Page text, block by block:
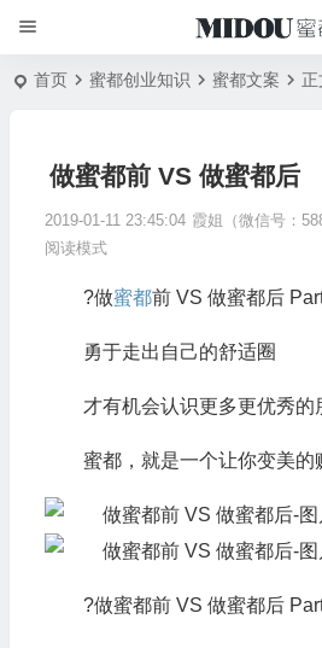
首页 蜜都创业知识 蜜都文案 正
做蜜都前 VS 做蜜都后
2019-01-11 23:45:04 霞姐（微信号：
阅读模式
?做蜜都前 VS 做蜜都后
勇于走出自己的舒适圈
才有机会认识更多更优秀的
蜜都，就是一个让你变美的
?做蜜都前 VS 做蜜都后